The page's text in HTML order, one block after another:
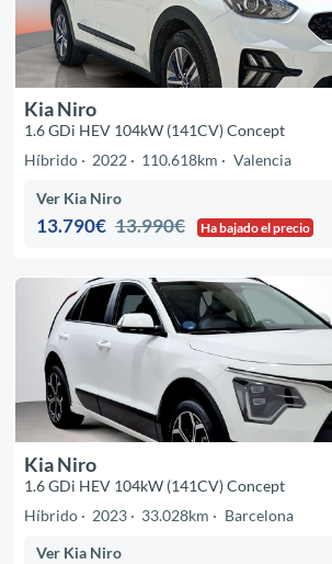
Kia Niro
1.6 GDi HEV 104kW (141CV) Concept
Híbrido
2022 110.618km Valencia
Ver Kia Niro
13.790€ 13.990€ Ha bajado el precio
Kia Niro
1.6 GDi HEV 104kW (141CV) Concept
Híbrido
2023 33.028km Barcelona
Ver Kia Niro